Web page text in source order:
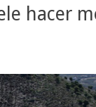
hacer